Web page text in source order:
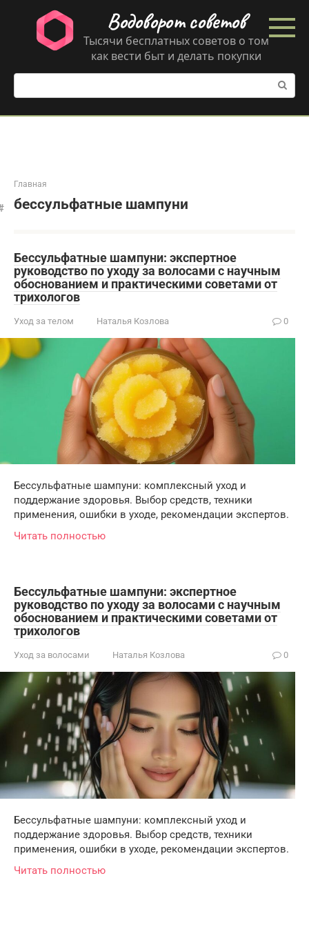
контенту
Водоворот советов
Тысячи бесплатных советов о том
как вести быт и делать покупки
Поиск:
Главная
бессульфатные шампуни
Бессульфатные шампуни: экспертное
руководство по уходу за волосами с научным
обоснованием и практическими советами от
трихологов
Уход за телом Наталья Козлова 0
Бессульфатные шампуни: комплексный уход и
поддержание здоровья. Выбор средств, техники
применения, ошибки в уходе, рекомендации экспертов.
Читать полностью
Бессульфатные шампуни: экспертное
руководство по уходу за волосами с научным
обоснованием и практическими советами от
трихологов
Уход за волосами Наталья Козлова 0
Бессульфатные шампуни: комплексный уход и
поддержание здоровья. Выбор средств, техники
применения, ошибки в уходе, рекомендации экспертов.
Читать полностью